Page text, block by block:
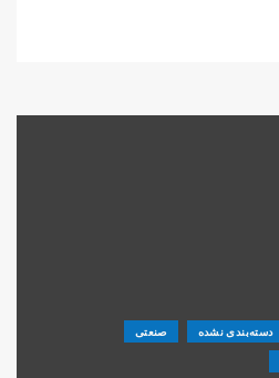
دسته‌بندی نشده صنعتی